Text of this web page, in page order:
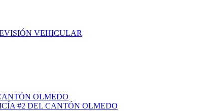
VEHICULAR
OLMEDO
#2 DEL CANTÓN OLMEDO